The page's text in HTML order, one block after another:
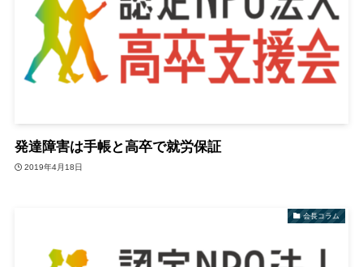
発達障害は手帳と高卒で就労保証
2019年4月18日
会長コラム